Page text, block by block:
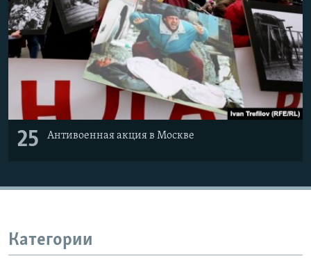
25 Антивоенная акция в Москве
Категории